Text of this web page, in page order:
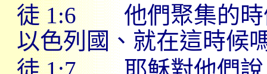
徒1:6他們聚集的
以色列國、就在這時候